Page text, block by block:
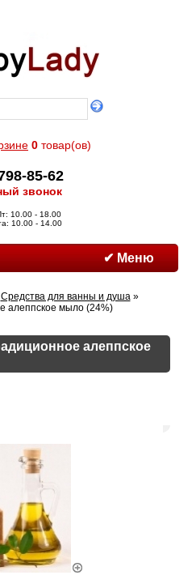
0 товар(ов)
85-62
звонок
10.00 - 18.00
10.00 - 14.00
✔ Меню
Средства для ванны и душа»
алеппское мыло (24%)
алеппское